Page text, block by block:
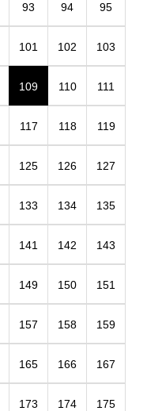
93 94 95
101 102 103
109 110 111
117 118 119
125 126 127
133 134 135
141 142 143
149 150 151
157 158 159
165 166 167
173 174 175